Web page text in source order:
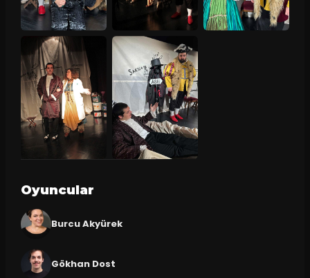
Oyuncular
Burcu Akyürek
Gökhan Dost